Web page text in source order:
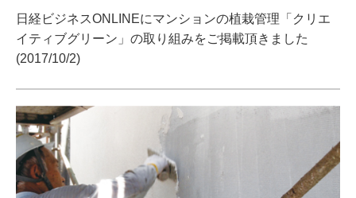
日経ビジネスONLINEにマンションの植栽管理「クリエ
イティブグリーン」の取り組みをご掲載頂きました
(2017/10/2)